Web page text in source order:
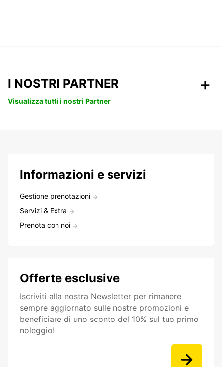
I NOSTRI PARTNER
Visualizza tutti i nostri Partner
Informazioni e servizi
Gestione prenotazioni
Servizi & Extra
Prenota con noi
Offerte esclusive
Iscriviti alla nostra Newsletter per rimanere
sempre aggiornato sulle nostre promozioni e
beneficiare di uno sconto del 10% sul tuo primo
noleggio!